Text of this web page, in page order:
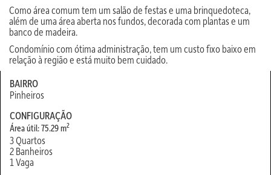
Como área comum tem um salão de festas e uma brinquedoteca,
além de uma área aberta nos fundos, decorada com plantas e um
banco de madeira.
Condomínio com ótima administração, tem um custo fixo baixo em
relação à região e está muito bem cuidado.
BAIRRO
Pinheiros
CONFIGURAÇÃO
Área útil: 75.29 m2
3 Quartos
2 Banheiros
1 Vaga